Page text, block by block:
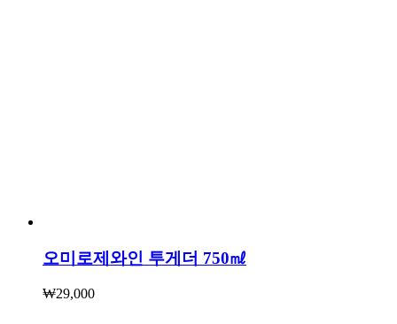
오미로제와인 투게더 750㎖
₩29,000